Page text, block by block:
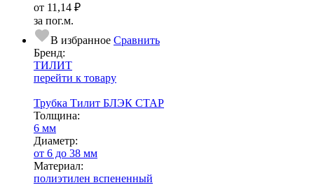
от 11,14 ₽
за пог.м.
В избранное Сравнить
Бренд:
ТИЛИТ
перейти к товару
Трубка Тилит БЛЭК СТАР
Тол­щи­на:
6 мм
Диаметр:
от 6 до 38 мм
Ма­­те­­ри­­ал:
полиэтилен вспененный